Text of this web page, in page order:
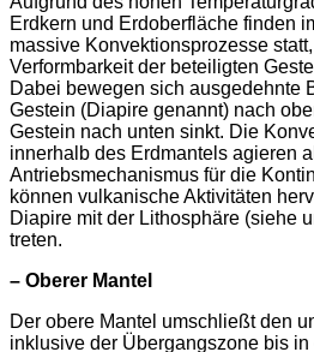
Erdkern und Erdoberfläche finden
massive Konvektionsprozesse
Verformbarkeit der beteiligten
Dabei bewegen sich ausgedehnte
Gestein (Diapire genannt) nach
Gestein nach unten sinkt. Die
innerhalb des Erdmantels agieren
Antriebsmechanismus für die
können vulkanische Aktivitäten
Diapire mit der Lithosphäre (siehe
treten.
– Oberer Mantel
Der obere Mantel umschließt den
inklusive der Übergangszone bis